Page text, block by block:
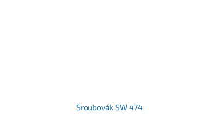
Šroubovák SW 474